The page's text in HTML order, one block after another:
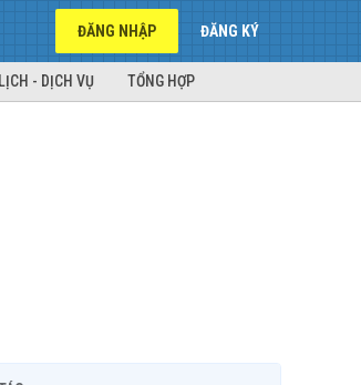
ĐĂNG NHẬP ĐĂNG KÝ
- DỊCH VỤ TỔNG HỢP